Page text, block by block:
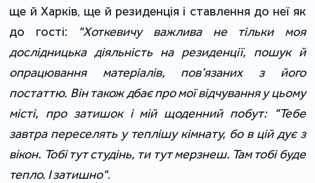
ще й Харків, ще й резиденція і ставлення до неї як
до гості: "Хоткевичу важлива не тільки моя
дослідницька діяльність на резиденції, пошук й
опрацювання матеріалів, пов’язаних з його
постаттю. Він також дбає про мої відчування у цьому
місті, про затишок і мій щоденний побут: "Тебе
завтра переселять у теплішу кімнату, бо в цій дує з
вікон. Тобі тут студінь, ти тут мерзнеш. Там тобі буде
тепло. І затишно".